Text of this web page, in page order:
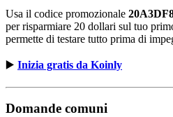
Usa il codice promozionale
per risparmiare 20 dollari sul tuo
permette di testare tutto prima di
▶️ Inizia gratis da Koinly
Domande comuni